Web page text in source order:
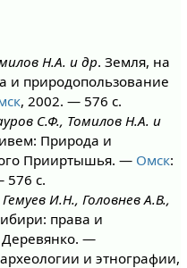
Н.А. и др. Земля, на
и природопользование
, 2002. — 576 с.
С.Ф., Томилов Н.А. и
Природа и
Прииртышья. — Омск:
576 с.
И.Н., Головнев А.В.,
права и
Деревянко. —
и этнографии,